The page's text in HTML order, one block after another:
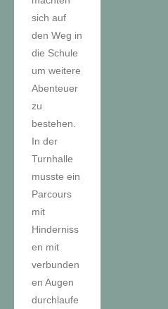
sich auf
den Weg in
die Schule
um weitere
Abenteuer
zu
bestehen.
In der
Turnhalle
musste ein
Parcours
mit
Hinderniss
en mit
verbunden
en Augen
durchlaufe